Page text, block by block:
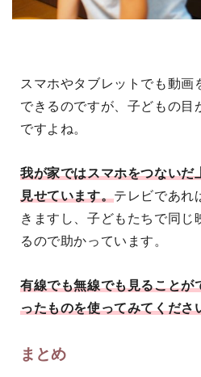
スマホやタブレットでも動画
できるのですが、子どもの目
ですよね。
我が家ではスマホをつないだ
見せています。テレビであれ
きますし、子どもたちで同じ
るので助かっています。
有線でも無線でも見ることが
ったものを使ってみてくださ
まとめ